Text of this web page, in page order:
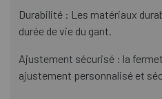
Durabilité : Les matériaux
durée de vie du gant.
Ajustement sécurisé : la
ajustement personnalisé et